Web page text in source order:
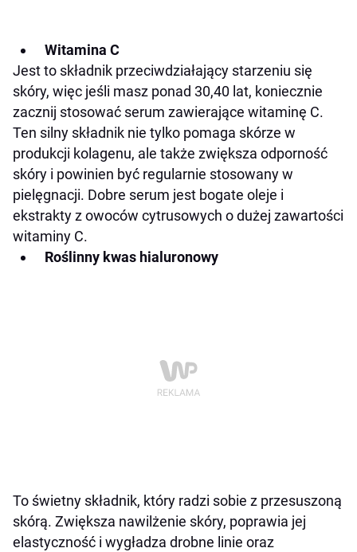
Witamina C
Jest to składnik przeciwdziałający starzeniu się
skóry, więc jeśli masz ponad 30,40 lat, koniecznie
zacznij stosować serum zawierające witaminę C.
Ten silny składnik nie tylko pomaga skórze w
produkcji kolagenu, ale także zwiększa odporność
skóry i powinien być regularnie stosowany w
pielęgnacji. Dobre serum jest bogate oleje i
ekstrakty z owoców cytrusowych o dużej zawartości
witaminy C.
Roślinny kwas hialuronowy
To świetny składnik, który radzi sobie z przesuszoną
skórą. Zwiększa nawilżenie skóry, poprawia jej
elastyczność i wygładza drobne linie oraz